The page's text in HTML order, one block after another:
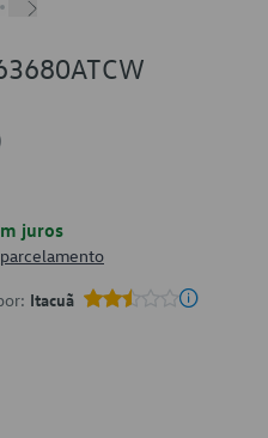
juros
Itacuã